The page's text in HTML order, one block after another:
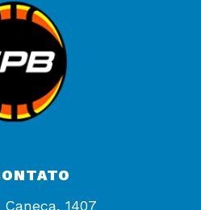
Caneca, 1407